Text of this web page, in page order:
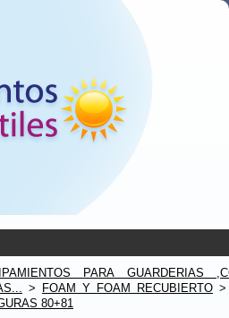
PARA GUARDERIAS
> FOAM Y FOAM RECUBIERTO
80+81